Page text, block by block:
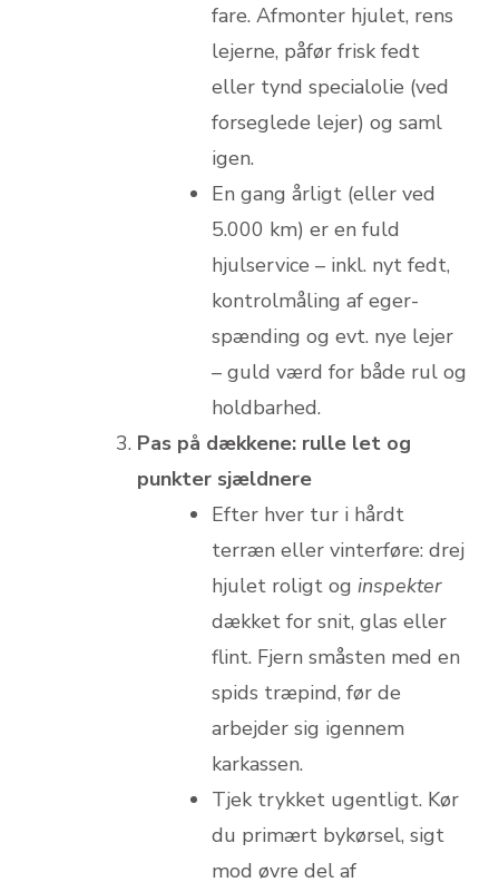
fare. Afmonter hjulet, rens
lejerne, påfør frisk fedt
eller tynd specialolie (ved
forseglede lejer) og saml
igen.
En gang årligt (eller ved
5.000 km) er en fuld
hjulservice – inkl. nyt fedt,
kontrolmåling af eger-
spænding og evt. nye lejer
– guld værd for både rul og
holdbarhed.
Pas på dækkene: rulle let og
punkter sjældnere
Efter hver tur i hårdt
terræn eller vinterføre: drej
hjulet roligt og inspekter
dækket for snit, glas eller
flint. Fjern småsten med en
spids træpind, før de
arbejder sig igennem
karkassen.
Tjek trykket ugentligt. Kør
du primært bykørsel, sigt
mod øvre del af